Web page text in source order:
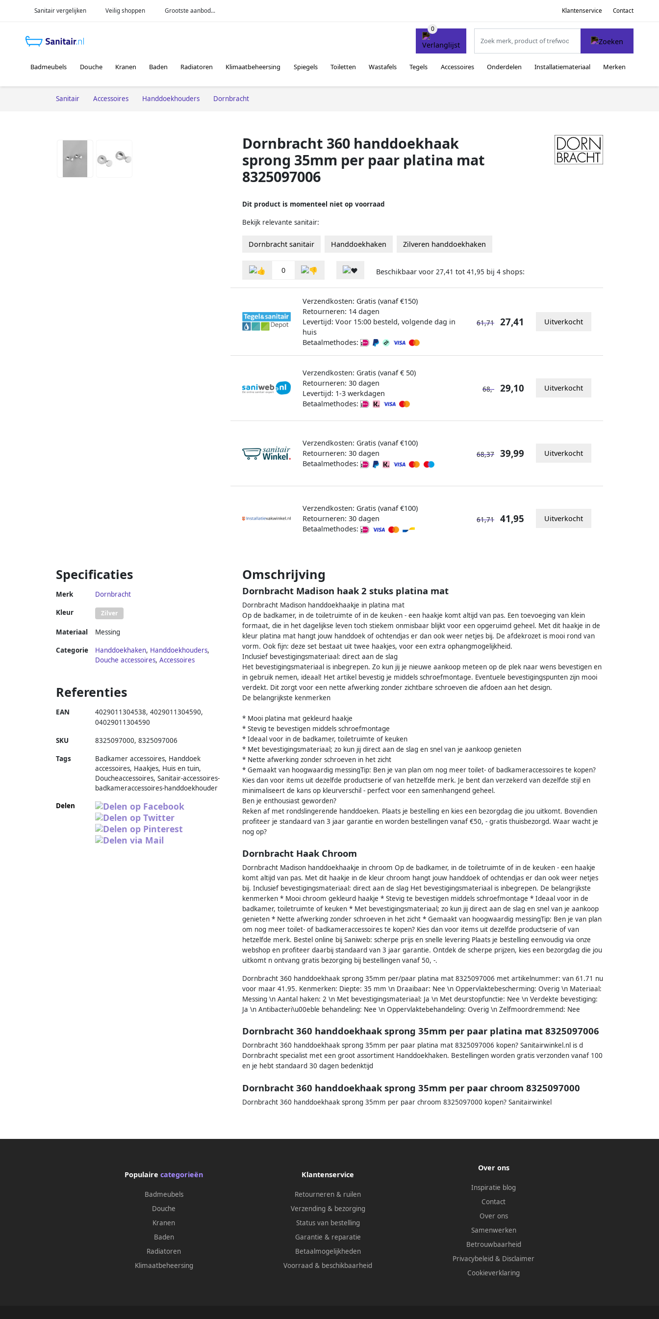
Sanitair vergelijken Veilig shoppen Grootste aanbod... Klantenservice Contact
Badmeubels Douche Kranen Baden Radiatoren Klimaatbeheersing Spiegels Toiletten Wastafels Tegels Accessoires Onderdelen Installatiemateriaal Merken
Sanitair Accessoires Handdoekhouders Dornbracht
Dornbracht 360 handdoekhaak
sprong 35mm per paar platina mat
8325097006
Dit product is momenteel niet op voorraad
Bekijk relevante sanitair:
Dornbracht sanitair Handdoekhaken Zilveren handdoekhaken
0 Beschikbaar voor 27,41 tot 41,95 bij 4 shops:
Verzendkosten: Gratis (vanaf €150)
Retourneren: 14 dagen
Levertijd: Voor 15:00 besteld, volgende dag in
huis
Betaalmethodes:
61,71 27,41 Uitverkocht
Verzendkosten: Gratis (vanaf € 50)
Retourneren: 30 dagen
Levertijd: 1-3 werkdagen
Betaalmethodes:
68,- 29,10 Uitverkocht
Verzendkosten: Gratis (vanaf €100)
Retourneren: 30 dagen
Betaalmethodes:
68,37 39,99 Uitverkocht
Verzendkosten: Gratis (vanaf €100)
Retourneren: 30 dagen
Betaalmethodes:
61,71 41,95 Uitverkocht
Specificaties
Merk Dornbracht
Kleur Zilver
Materiaal Messing
Categorie Handdoekhaken, Handdoekhouders,
Douche accessoires, Accessoires
Omschrijving
Dornbracht Madison haak 2 stuks platina mat
Dornbracht Madison handdoekhaakje in platina mat
Op de badkamer, in de toiletruimte of in de keuken - een haakje komt altijd van pas. Een toevoeging van klein
formaat, die in het dagelijkse leven toch stiekem onmisbaar blijkt voor een opgeruimd geheel. Met dit haakje in de
kleur platina mat hangt jouw handdoek of ochtendjas er dan ook weer netjes bij. De afdekrozet is mooi rond van
vorm. Ook fijn: deze set bestaat uit twee haakjes, voor een extra ophangmogelijkheid.
Inclusief bevestigingsmateriaal: direct aan de slag
Het bevestigingsmateriaal is inbegrepen. Zo kun jij je nieuwe aankoop meteen op de plek naar wens bevestigen en
in gebruik nemen, ideaal! Het artikel bevestig je middels schroefmontage. Eventuele bevestigingspunten zijn mooi
verdekt. Dit zorgt voor een nette afwerking zonder zichtbare schroeven die afdoen aan het design.
De belangrijkste kenmerken
* Mooi platina mat gekleurd haakje
* Stevig te bevestigen middels schroefmontage
* Ideaal voor in de badkamer, toiletruimte of keuken
* Met bevestigingsmateriaal; zo kun jij direct aan de slag en snel van je aankoop genieten
* Nette afwerking zonder schroeven in het zicht
* Gemaakt van hoogwaardig messingTip: Ben je van plan om nog meer toilet- of badkameraccessoires te kopen?
Kies dan voor items uit dezelfde productserie of van hetzelfde merk. Je bent dan verzekerd van dezelfde stijl en
minimaliseert de kans op kleurverschil - perfect voor een samenhangend geheel.
Ben je enthousiast geworden?
Reken af met rondslingerende handdoeken. Plaats je bestelling en kies een bezorgdag die jou uitkomt. Bovendien
profiteer je standaard van 3 jaar garantie en worden bestellingen vanaf €50, - gratis thuisbezorgd. Waar wacht je
nog op?
Dornbracht Haak Chroom
Dornbracht Madison handdoekhaakje in chroom Op de badkamer, in de toiletruimte of in de keuken - een haakje
komt altijd van pas. Met dit haakje in de kleur chroom hangt jouw handdoek of ochtendjas er dan ook weer netjes
bij. Inclusief bevestigingsmateriaal: direct aan de slag Het bevestigingsmateriaal is inbegrepen. De belangrijkste
kenmerken * Mooi chroom gekleurd haakje * Stevig te bevestigen middels schroefmontage * Ideaal voor in de
badkamer, toiletruimte of keuken * Met bevestigingsmateriaal; zo kun jij direct aan de slag en snel van je aankoop
genieten * Nette afwerking zonder schroeven in het zicht * Gemaakt van hoogwaardig messingTip: Ben je van plan
om nog meer toilet- of badkameraccessoires te kopen? Kies dan voor items uit dezelfde productserie of van
hetzelfde merk. Bestel online bij Saniweb: scherpe prijs en snelle levering Plaats je bestelling eenvoudig via onze
webshop en profiteer daarbij standaard van 3 jaar garantie. Ontdek de scherpe prijzen, kies een bezorgdag die jou
uitkomt n ontvang gratis bezorging bij bestellingen vanaf 50, -.
Dornbracht 360 handdoekhaak sprong 35mm per/paar platina mat 8325097006 met artikelnummer: van 61.71 nu
voor maar 41.95. Kenmerken: Diepte: 35 mm \n Draaibaar: Nee \n Oppervlaktebescherming: Overig \n Materiaal:
Messing \n Aantal haken: 2 \n Met bevestigingsmateriaal: Ja \n Met deurstopfunctie: Nee \n Verdekte bevestiging:
Ja \n Antibacteri\u00eble behandeling: Nee \n Oppervlaktebehandeling: Overig \n Zelfmoordremmend: Nee
Dornbracht 360 handdoekhaak sprong 35mm per paar platina mat 8325097006
Dornbracht 360 handdoekhaak sprong 35mm per paar platina mat 8325097006 kopen? Sanitairwinkel.nl is d
Dornbracht specialist met een groot assortiment Handdoekhaken. Bestellingen worden gratis verzonden vanaf 100
en je hebt standaard 30 dagen bedenktijd
Dornbracht 360 handdoekhaak sprong 35mm per paar chroom 8325097000
Dornbracht 360 handdoekhaak sprong 35mm per paar chroom 8325097000 kopen? Sanitairwinkel
Referenties
EAN 4029011304538, 4029011304590,
04029011304590
SKU 8325097000, 8325097006
Tags
Badkamer accessoires, Handdoek
accessoires, Haakjes, Huis en tuin,
Doucheaccessoires, Sanitair-accessoires-
badkameraccessoires-handdoekhouder
Delen
Populaire categorieën
Badmeubels
Douche
Kranen
Baden
Radiatoren
Klimaatbeheersing
Klantenservice
Retourneren & ruilen
Verzending & bezorging
Status van bestelling
Garantie & reparatie
Betaalmogelijkheden
Voorraad & beschikbaarheid
Over ons
Inspiratie blog
Contact
Over ons
Samenwerken
Betrouwbaarheid
Privacybeleid & Disclaimer
Cookieverklaring